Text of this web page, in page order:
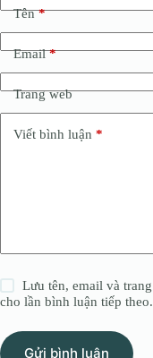
Tên*
Email*
Trang web
Viết bình luận *
Lưu tên, email và
cho lần bình luận tiếp theo.
Gửi bình luận